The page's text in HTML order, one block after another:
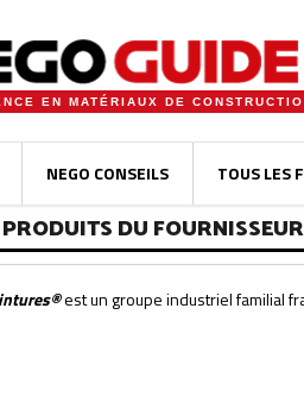
EN MATÉRIAUX DE
NEGO CONSEILS TOUS LES
DU
est un groupe industriel familial